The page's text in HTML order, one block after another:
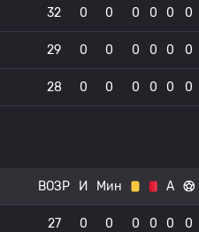
32 0 0 0 0 0 0
29 0 0 0 0 0 0
28 0 0 0 0 0 0
ВОЗР И Мин А
27 0 0 0 0 0 0